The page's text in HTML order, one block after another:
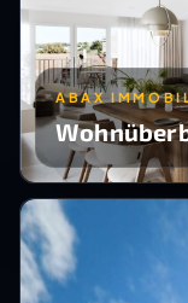
ABAX